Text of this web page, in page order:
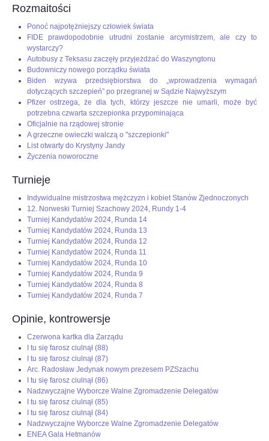
Rozmaitości
Ponoć najpotężniejszy człowiek świata
FIDE prawdopodobnie utrudni zostanie arcymistrzem, ale czy to
wystarczy?
Autobusy z Teksasu zaczęły przyjeżdżać do Waszyngtonu
Budowniczy nowego porządku świata
Biden wzywa przedsiębiorstwa do „wprowadzenia wymagań
dotyczących szczepień” po przegranej w Sądzie Najwyższym
Pfizer ostrzega, że dla tych, którzy jeszcze nie umarli, może być
potrzebna czwarta szczepionka przypominająca
Oficjalnie na rządowej stronie
A grzeczne owieczki walczą o "szczepionki"
List otwarty do Krystyny Jandy
Życzenia noworoczne
Turnieje
Indywidualne mistrzostwa mężczyzn i kobiet Stanów Zjednoczonych
12. Norweski Turniej Szachowy 2024, Rundy 1-4
Turniej Kandydatów 2024, Runda 14
Turniej Kandydatów 2024, Runda 13
Turniej Kandydatów 2024, Runda 12
Turniej Kandydatów 2024, Runda 11
Turniej Kandydatów 2024, Runda 10
Turniej Kandydatów 2024, Runda 9
Turniej Kandydatów 2024, Runda 8
Turniej Kandydatów 2024, Runda 7
Opinie, kontrowersje
Czerwona kartka dla Zarządu
I tu się farosz ciulnął (88)
I tu się farosz ciulnął (87)
Arc. Radosław Jedynak nowym prezesem PZSzachu
I tu się farosz ciulnął (86)
Nadzwyczajne Wyborcze Walne Zgromadzenie Delegatów
I tu się farosz ciulnął (85)
I tu się farosz ciulnął (84)
Nadzwyczajne Wyborcze Walne Zgromadzenie Delegatów
ENEA Gala Hetmanów